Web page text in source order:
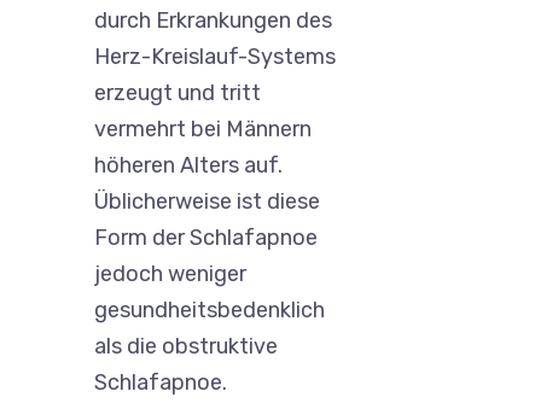
durch Erkrankungen des
Herz-Kreislauf-Systems
erzeugt und tritt
vermehrt bei Männern
höheren Alters auf.
Üblicherweise ist diese
Form der Schlafapnoe
jedoch weniger
gesundheitsbedenklich
als die obstruktive
Schlafapnoe.